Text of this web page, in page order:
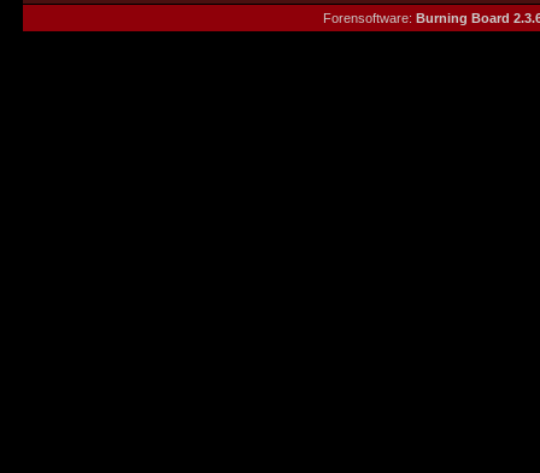
Forensoftware: Burning Board